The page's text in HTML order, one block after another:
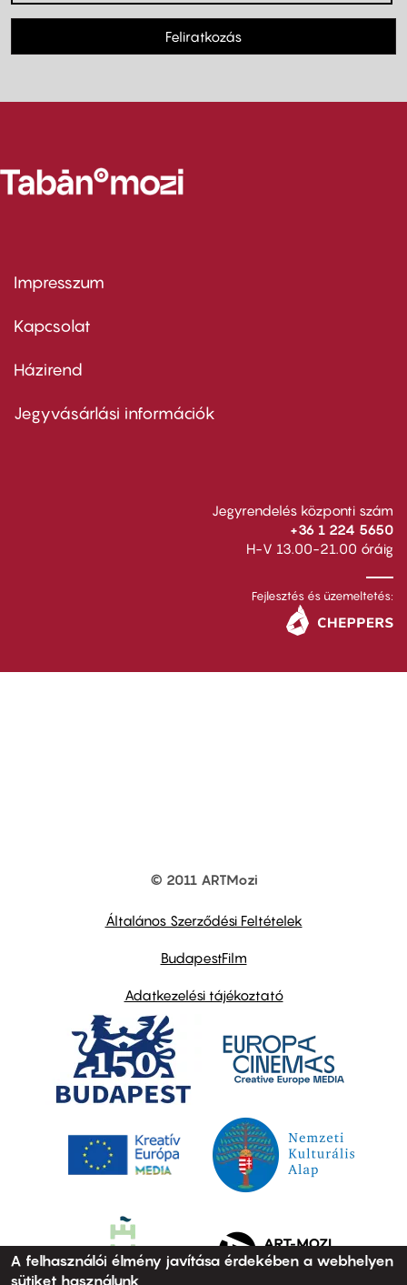
Feliratkozás
Footer
first
Impresszum
Kapcsolat
Footer
second
Házirend
Jegyvásárlási információk
Jegyrendelés központi szám
+36 1 224 5650
H-V 13.00-21.00 óráig
Fejlesztés és üzemeltetés:
© 2011 ARTMozi
Általános Szerződési Feltételek
BudapestFilm
Adatkezelési tájékoztató
A felhasználói élmény javítása érdekében a webhelyen
sütiket használunk